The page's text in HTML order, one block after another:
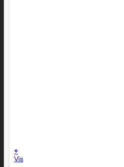
+
Vis